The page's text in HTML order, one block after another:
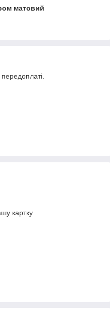
матовий
картку